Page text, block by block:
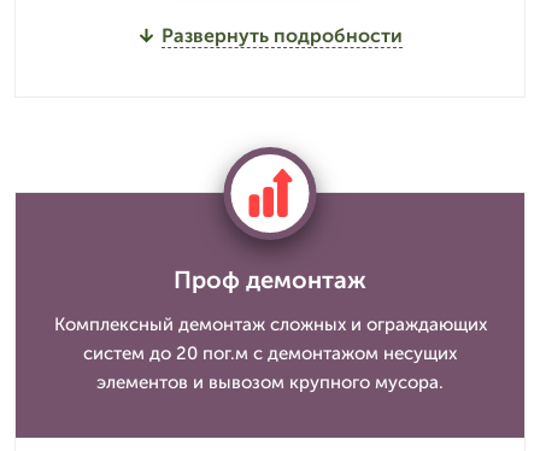
Развернуть подробности
Проф демонтаж
Комплексный демонтаж сложных и ограждающих
систем до 20 пог.м с демонтажом несущих
элементов и вывозом крупного мусора.